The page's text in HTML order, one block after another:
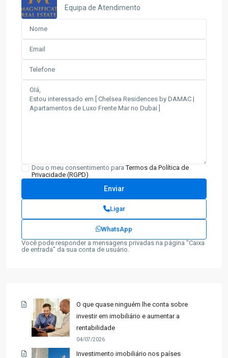
Equipa de Atendimento
Dou o meu consentimento paraTermos da Política de
Privacidade (RGPD)
Ligar
WhatsApp
Você pode responder a mensagens privadas na página "Caixa
de entrada" da sua conta de usuário.
O que quase ninguém lhe conta sobre
investir em imobiliário e aumentar a
rentabilidade
04/07/2026
Investimento imobiliário nos países